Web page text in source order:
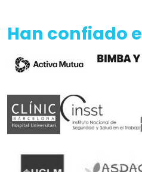
Han confiado